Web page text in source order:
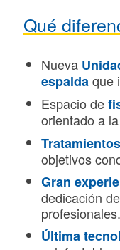
Qué
Nueva
espaldaque
Espacio de
orientado a
objetivos
Gran
dedicación
profesionales.
Última